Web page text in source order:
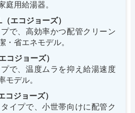
庭用給湯器。
エコジョーズ）
で、高効率かつ配管クリーン
・省エネモデル。
コジョーズ）
で、温度ムラを抑え給湯速度
モデル。
コジョーズ）
イプで、小世帯向けに配管ク